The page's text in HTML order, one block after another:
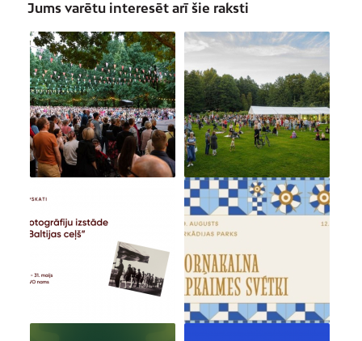
Jums varētu interesēt arī šie raksti